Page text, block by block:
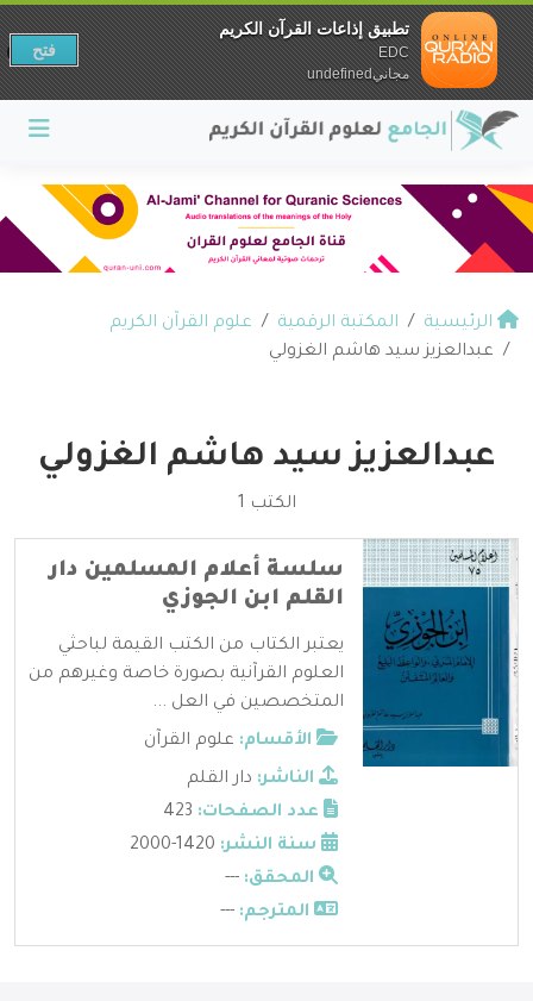
الرئيسية المكتبة الرقمية
علوم القرآن الكريم
عبدالعزيز سيد هاشم الغزولي
عبدالعزيز سيد هاشم الغزولي
الكتب 1
سلسة أعلام المسلمين دار
القلم ابن الجوزي
يعتبر الكتاب من الكتب القيمة لباحثي
العلوم القرآنية بصورة خاصة وغيرهم من
المتخصصين في العل ...
الأقسام: علوم القرآن
الناشر: دار القلم
عدد الصفحات:
سنة النشر:
المحقق: ---
المترجم: ---
تطبيق إذاعات القرآن الكريم
EDC
مجانيundefined
فتح